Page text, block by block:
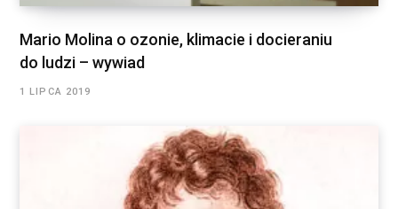
Mario Molina o ozonie, klimacie i docieraniu
do ludzi – wywiad
1 LIPCA 2019